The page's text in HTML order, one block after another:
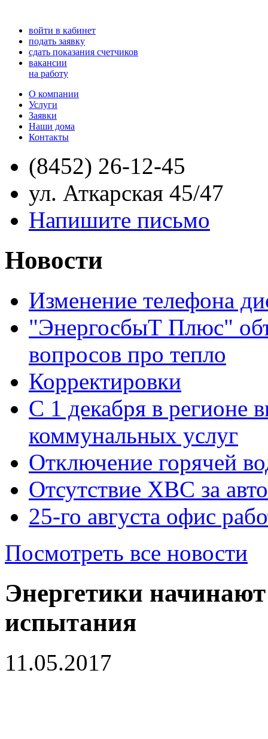
войти в кабинет
подать заявку
сдать показания счетчиков
вакансии
на работу
О компании
Услуги
Заявки
Наши дома
Контакты
(8452) 26-12-45
ул. Аткарская 45/47
Напишите письмо
Новости
Изменение телефона
"ЭнергосбыТ Плюс"
вопросов про тепло
Корректировки
С 1 декабря в регионе
коммунальных услуг
Отключение горячей
Отсутствие ХВС за
25-го августа офис
Посмотреть все новости
Энергетики
испытания
11.05.2017